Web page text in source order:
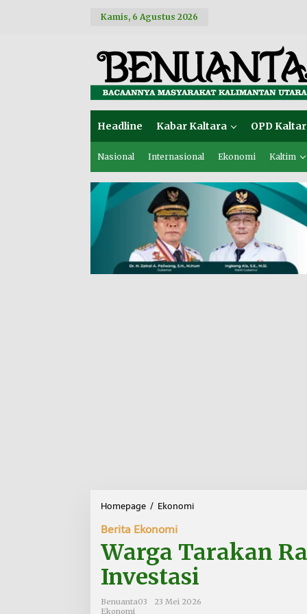
Kamis, 6 Agustus 2026
Headline Kabar Kaltara OPD
Nasional Internasional Ekonomi Kaltim
Homepage / Ekonomi
a
T
a
Berita Ekonomi
Warga Tarakan
Investasi
Benuanta03
23 Mei 2026
Ekonomi